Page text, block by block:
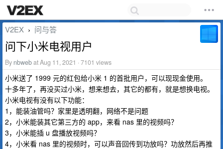
V2EX › 问与答
问下小米电视用户
By nbwebat Aug 11, 2021 · 7101 views
小米送了 1999 元的红包给小米 1 的首批用户，可以现现金使用。
十多年了，再没买过小米，想来想去，其它的都有，就是想换电视。
小米电视有没有以下功能：
1，能装油管吗？家里是透明翻，网络不是问题
2，小米能装其它第三方的 app，来看 nas 里的视频吗？
3，小米能插 u 盘播放视频吗？
4，小米看 nas 里的视频时，可以声音回传到功放吗？功放然后再推